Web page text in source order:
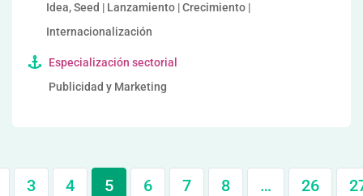
Idea, Seed | Lanzamiento | Crecimiento |
Internacionalización
Especialización sectorial
Publicidad y Marketing
3 4 5 6 7 8 … 26